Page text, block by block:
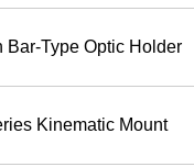
Bar-Type Optic Holder
Kinematic Mount